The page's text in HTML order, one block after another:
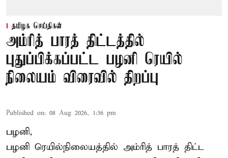
தமிழக செய்திகள்
அம்ரித் பாரத் திட்டத்தில்
புதுப்பிக்கப்பட்ட பழனி ரெயில்
நிலையம் விரைவில் திறப்பு
Published on: 08 Aug 2026, 1:36 pm
பழனி,
பழனி ரெயில்நிலையத்தில் அம்ரித் பாரத் திட்ட